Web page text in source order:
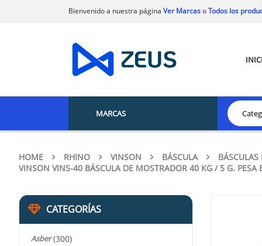
Bienvenido a nuestra página Ver MarcasoTodos los
MARCAS
HOME RHINO VINSON BÁSCULA
VINSON VINS-40 BÁSCULA DE MOSTRADOR 40 KG / 5 G.
CATEGORÍAS
Asber (300)